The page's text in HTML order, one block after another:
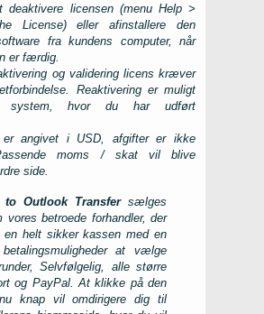
deaktivere licensen (menu Help >
License) eller afinstallere den
fra kundens computer, når
er færdig.
og validering licens kræver
Reaktivering er muligt
system, hvor du har udført
angivet i USD, afgifter er ikke
moms / skat vil blive
side.
to Outlook Transfersælges
vores betroede forhandler, der
en helt sikker kassen med en
at vælge
Selvfølgelig, alle større
og PayPal. At klikke på den
knap vil omdirigere dig til